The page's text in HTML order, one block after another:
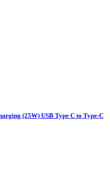
(25W) USB Type C to Type-C